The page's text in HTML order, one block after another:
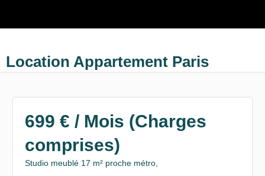
Location Appartement Paris
699 € / Mois (Charges
comprises)
Studio meublé 17 m² proche métro,